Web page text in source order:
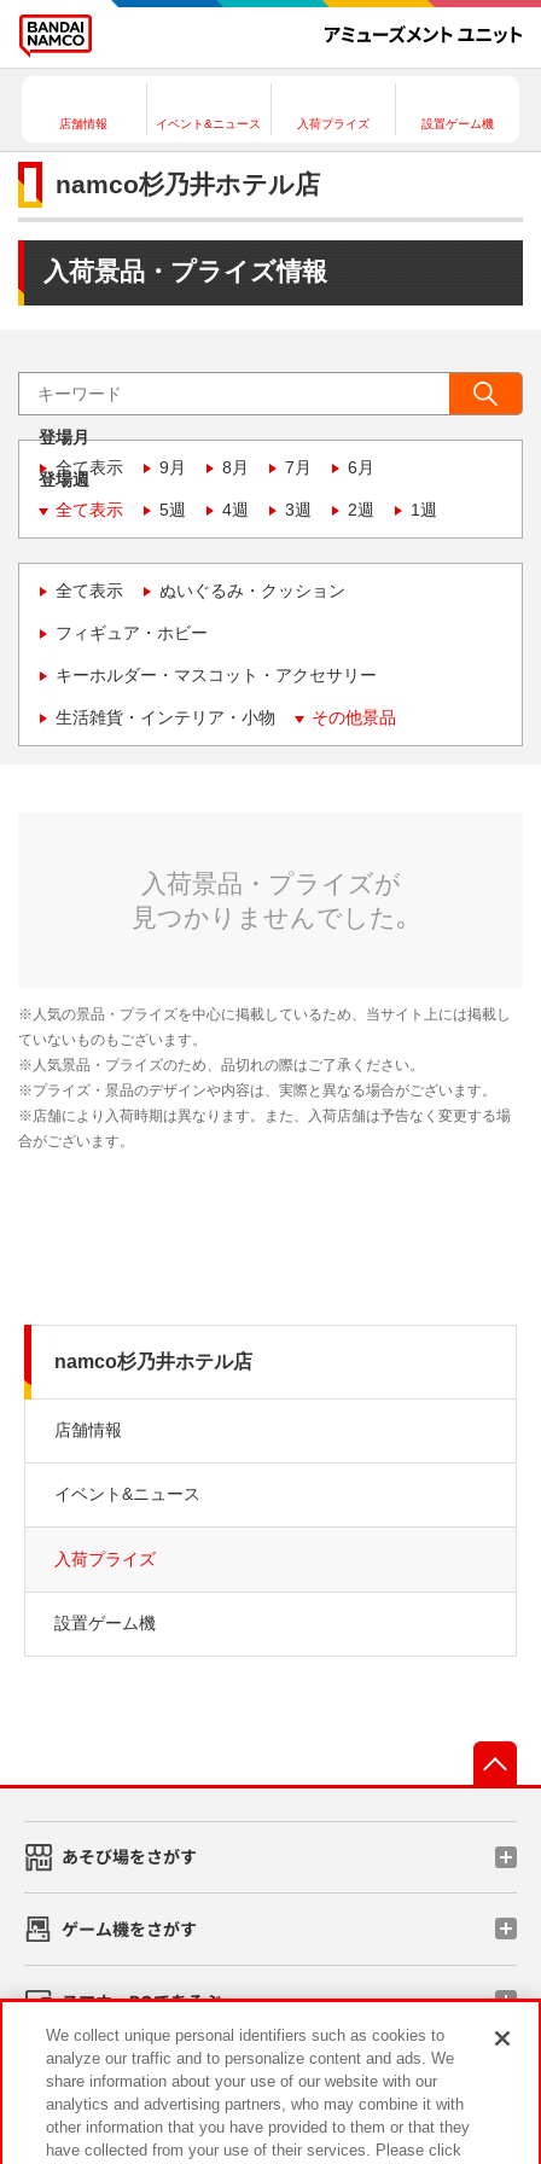
店舗情報 イベント&ニュース 入荷プライズ 設置ゲーム機
namco杉乃井ホテル店
入荷景品・プライズ情報
登場月
全て表示
9月 8月 7月 6月
登場週
全て表示
5週 4週 3週 2週 1週
全て表示 ぬいぐるみ・クッション
フィギュア・ホビー
キーホルダー・マスコット・アクセサリー
生活雑貨・インテリア・小物 その他景品
namco杉乃井ホテル店
店舗情報
イベント&ニュース
入荷プライズ
設置ゲーム機
あそび場をさがす
ゲーム機をさがす
スマホ・PCであそぶ
イベント・キャンペーン
We collect unique personal identifiers such as cookies to
analyze our traffic and to personalize content and ads. We
share information about your use of our website with our
analytics and advertising partners, who may combine it with
other information that you have provided to them or that they
have collected from your use of their services. Please click